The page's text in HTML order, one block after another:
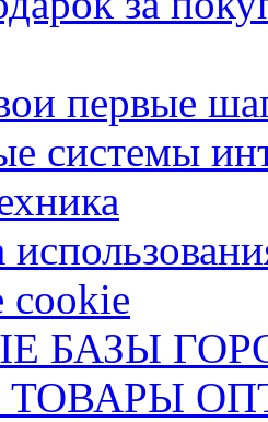
первые
системы
cookie
БАЗЫ
ТОВАРЫ